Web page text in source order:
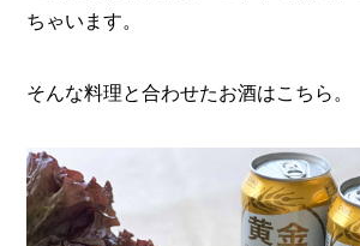
ちゃいます。
そんな料理と合わせたお酒はこちら。